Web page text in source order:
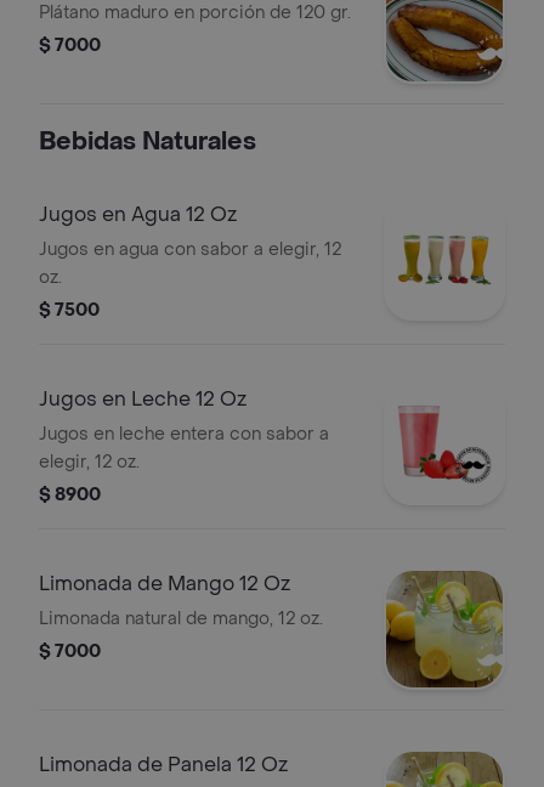
Plátano maduro en porción de 120 gr.
$ 7000
Bebidas Naturales
Jugos en Agua 12 Oz
Jugos en agua con sabor a elegir, 12
oz.
$ 7500
Jugos en Leche 12 Oz
Jugos en leche entera con sabor a
elegir, 12 oz.
$ 8900
Limonada de Mango 12 Oz
Limonada natural de mango, 12 oz.
$ 7000
Limonada de Panela 12 Oz